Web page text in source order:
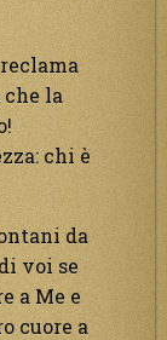
la
chi è
da
voi se
a Me e
cuore a